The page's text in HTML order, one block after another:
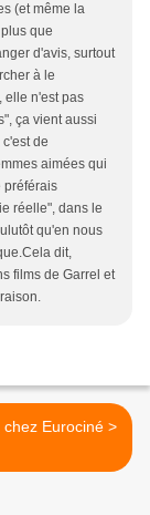
(et même la
que
d'avis, surtout
à le
elle n'est pas
ça vient aussi
de
aimées qui
préférais
réelle", dans le
qu'en nous
dit,
films de Garrel et
Bienvenue chez Eurociné >